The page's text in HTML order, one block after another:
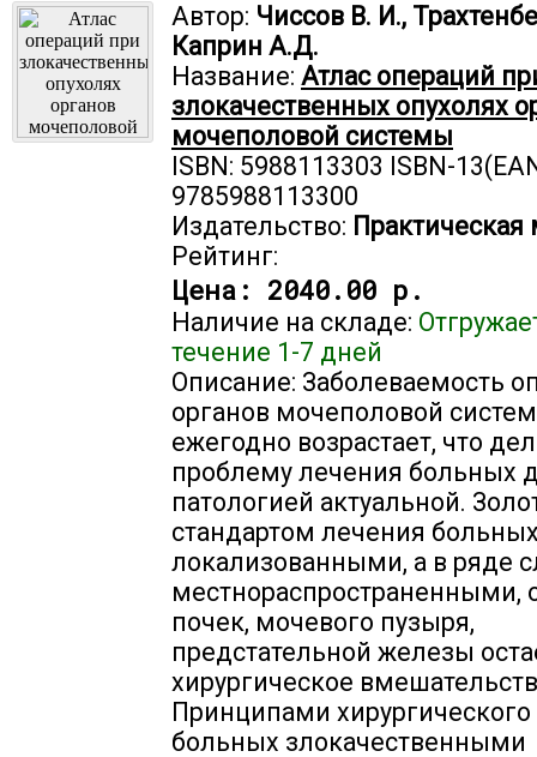
Автор: Чиссов В. И.,
Каприн А.Д.
Название: Атлас операций
злокачественных опухолях
мочеполовой системы
ISBN: 5988113303 ISBN-
9785988113300
Издательство:
Рейтинг:
Цена: 2040.00 р.
Наличие на складе:
течение 1-7 дней
Описание: Заболеваемость
органов мочеполовой
ежегодно возрастает, что
проблему лечения больных
патологией актуальной.
стандартом лечения
локализованными, а в ряде
местнораспространенными,
почек, мочевого пузыря,
предстательной железы
хирургическое
Принципами
больных злокачественными